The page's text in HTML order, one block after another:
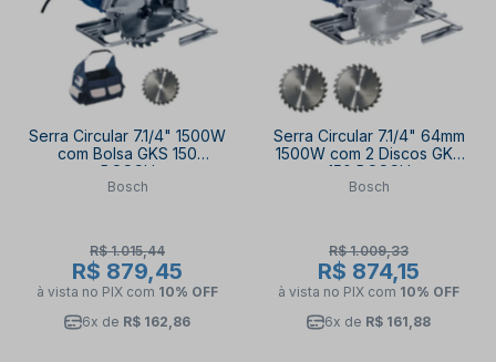
Serra Circular 7.1/4" 1500W
com Bolsa GKS 150
BOSCH
Bosch
R$ 1.015,44
R$ 879,45
à vista no PIX com 10% OFF
6x de R$ 162,86
Serra Circular 7.1/4" 64mm
1500W com 2 Discos GKS
150 BOSCH
Bosch
R$ 1.009,33
R$ 874,15
à vista no PIX com 10% OFF
6x de R$ 161,88